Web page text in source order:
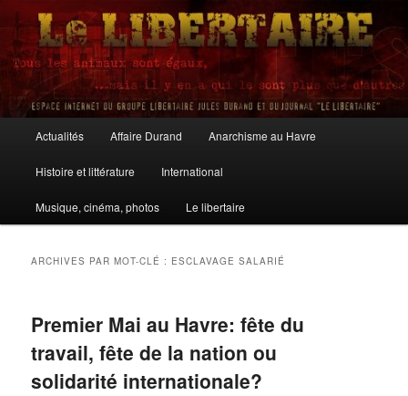
Aller
contenu
principal
Aller
contenu
secondaire
Le Libertaire
principal
Actualités Affaire Durand Anarchisme au Havre
Histoire et littérature International
Musique, cinéma, photos Le libertaire
ARCHIVES PAR MOT-CLÉ : ESCLAVAGE SALARIÉ
Premier Mai au Havre: fête du
travail, fête de la nation ou
solidarité internationale?